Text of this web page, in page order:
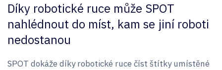
Díky robotické ruce může SPOT
nahlédnout do míst, kam se jiní roboti
nedostanou
SPOT dokáže díky robotické ruce číst štítky umístěné